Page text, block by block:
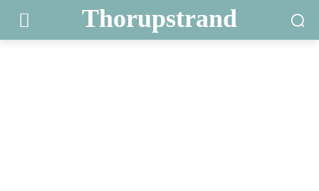
Thorupstrand